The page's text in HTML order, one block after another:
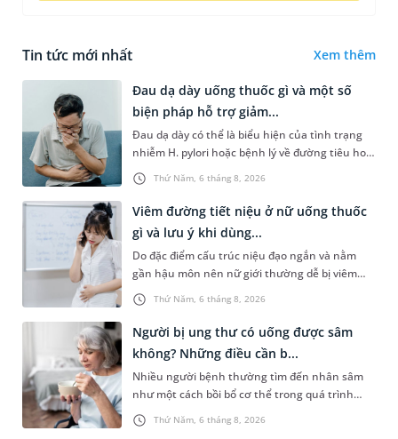
Tin tức mới nhất Xem thêm
Thứ Năm, 6 tháng 8, 2026
Đau dạ dày uống thuốc gì và một số
biện pháp hỗ trợ giảm...
Đau dạ dày có thể là biểu hiện của tình trạng
nhiễm H. pylori hoặc bệnh lý về đường tiêu hoá
khác. Dựa theo nguyên nhân cụ thể, bác sĩ sẽ
cân nhắc chỉ định p...
Thứ Năm, 6 tháng 8, 2026
Viêm đường tiết niệu ở nữ uống thuốc
gì và lưu ý khi dùng...
Do đặc điểm cấu trúc niệu đạo ngắn và nằm
gần hậu môn nên nữ giới thường dễ bị viêm
đường tiết niệu hơn nam giới. Tùy theo nguyên
nhân, mức độ nhiễm trùng và...
Thứ Năm, 6 tháng 8, 2026
Người bị ung thư có uống được sâm
không? Những điều cần b...
Nhiều người bệnh thường tìm đến nhân sâm
như một cách bồi bổ cơ thể trong quá trình
điều trị ung thư. Tuy nhiên, câu hỏi người bị
ung thư có uống được sâm kh...